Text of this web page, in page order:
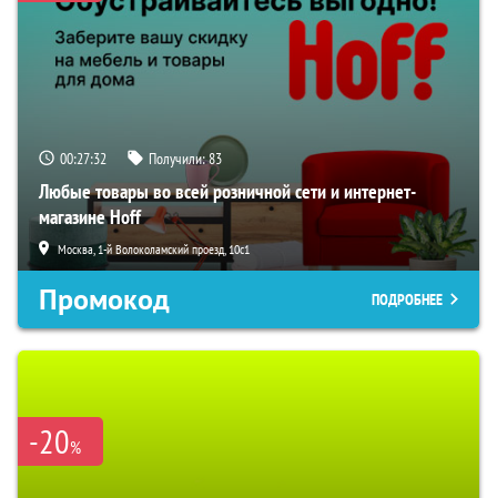
00:27:32 Получили:83
Любые товары во всей розничной сети и интернет-
магазине Hoff
Москва, 1-й Волоколамский проезд, 10с1
Промокод ПОДРОБНЕЕ
-20%